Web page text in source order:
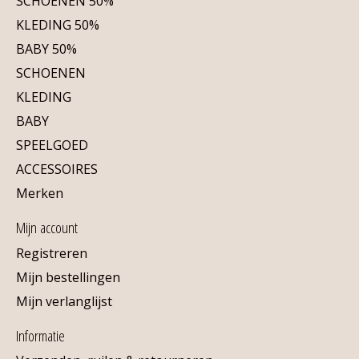
KLEDING 50%
BABY 50%
SCHOENEN
KLEDING
BABY
SPEELGOED
ACCESSOIRES
Merken
Mijn account
Registreren
Mijn bestellingen
Mijn verlanglijst
Informatie